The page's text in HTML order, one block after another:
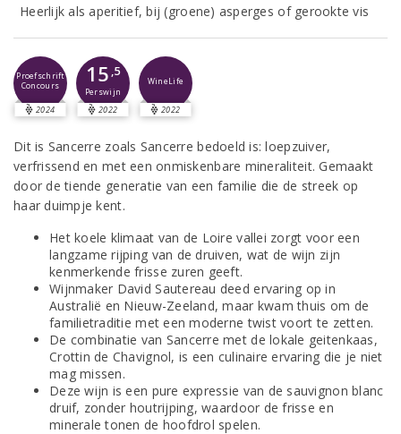
Heerlijk als aperitief, bij (groene) asperges of gerookte vis
Proefschrift
Concours
2024
15 ,5
Perswijn
2022
WineLife
2022
Dit is Sancerre zoals Sancerre bedoeld is: loepzuiver,
verfrissend en met een onmiskenbare mineraliteit. Gemaakt
door de tiende generatie van een familie die de streek op
haar duimpje kent.
Het koele klimaat van de Loire vallei zorgt voor een
langzame rijping van de druiven, wat de wijn zijn
kenmerkende frisse zuren geeft.
Wijnmaker David Sautereau deed ervaring op in
Australië en Nieuw-Zeeland, maar kwam thuis om de
familietraditie met een moderne twist voort te zetten.
De combinatie van Sancerre met de lokale geitenkaas,
Crottin de Chavignol, is een culinaire ervaring die je niet
mag missen.
Deze wijn is een pure expressie van de sauvignon blanc
druif, zonder houtrijping, waardoor de frisse en
minerale tonen de hoofdrol spelen.